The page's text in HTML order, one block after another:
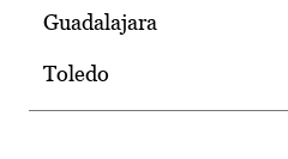
Guadalajara
Toledo